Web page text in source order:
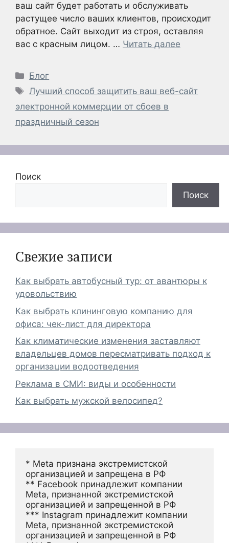
ваш сайт будет работать и обслуживать
растущее число ваших клиентов, происходит
обратное. Сайт выходит из строя, оставляя
вас с красным лицом. … Читать далее
Рубрики
Блог
Метки
Лучший способ защитить ваш веб-сайт
электронной коммерции от сбоев в
праздничный сезон
Поиск
Поиск
Свежие записи
Как выбрать автобусный тур: от авантюры к
удовольствию
Как выбрать клининговую компанию для
офиса: чек-лист для директора
Как климатические изменения заставляют
владельцев домов пересматривать подход к
организации водоотведения
Реклама в СМИ: виды и особенности
Как выбрать мужской велосипед?
* Meta признана экстремистской
организацией и запрещена в РФ
** Facebook принадлежит компании
Meta, признанной экстремистской
организацией и запрещенной в РФ
*** Instagram принадлежит компании
Meta, признанной экстремистской
организацией и запрещенной в РФ